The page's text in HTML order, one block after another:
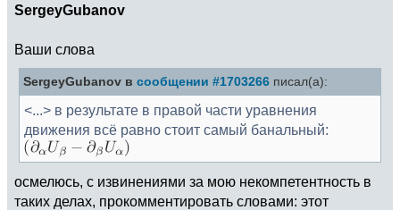
SergeyGubanov
Ваши слова
SergeyGubanov в сообщении #1703266 писал(а):
<...> в результате в правой части уравнения
движения всё равно стоит самый банальный:
осмелюсь, с извинениями за мою некомпетентность в
таких делах, прокомментировать словами: этот